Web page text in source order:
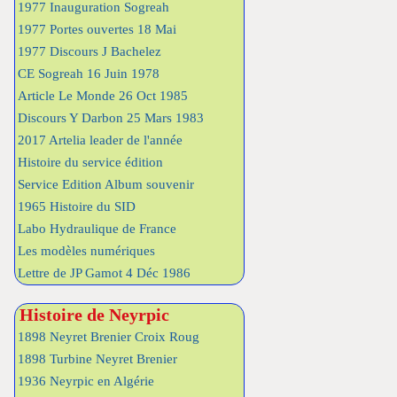
1977 Inauguration Sogreah
1977 Portes ouvertes 18 Mai
1977 Discours J Bachelez
CE Sogreah 16 Juin 1978
Article Le Monde 26 Oct 1985
Discours Y Darbon 25 Mars 1983
2017 Artelia leader de l'année
Histoire du service édition
Service Edition Album souvenir
1965 Histoire du SID
Labo Hydraulique de France
Les modèles numériques
Lettre de JP Gamot 4 Déc 1986
Histoire de Neyrpic
1898 Neyret Brenier Croix Roug
1898 Turbine Neyret Brenier
1936 Neyrpic en Algérie